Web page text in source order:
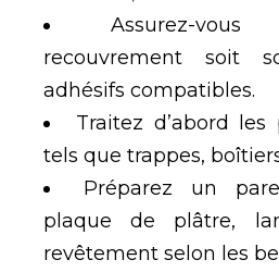
Assurez-
recouvrement soit
adhésifs compatibles.
Traitez d’abord
tels que trappes,
Préparez un
plaque de plâtre,
revêtement selon les